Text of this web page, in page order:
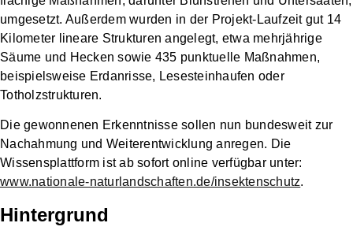
umgesetzt. Außerdem wurden in der Projekt-Laufzeit gut 14
Kilometer lineare Strukturen angelegt, etwa mehrjährige
Säume und Hecken sowie 435 punktuelle Maßnahmen,
beispielsweise Erdanrisse, Lesesteinhaufen oder
Totholzstrukturen.
Die gewonnenen Erkenntnisse sollen nun bundesweit zur
Nachahmung und Weiterentwicklung anregen. Die
Wissensplattform ist ab sofort online verfügbar unter:
www.nationale-naturlandschaften.de/insektenschutz.
Hintergrund